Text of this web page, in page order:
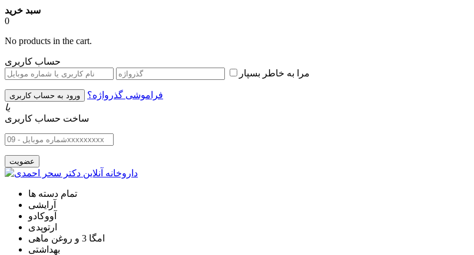
سبد خرید
0
No products in the cart.
حساب کاربری
مرا به خاطر بسپار
فراموشی گذرواژه؟
یا
ساخت حساب کاربری
تمام دسته ها
آرایشی
آووکادو
ارتوپدی
امگا 3 و روغن ماهی
بهداشتی